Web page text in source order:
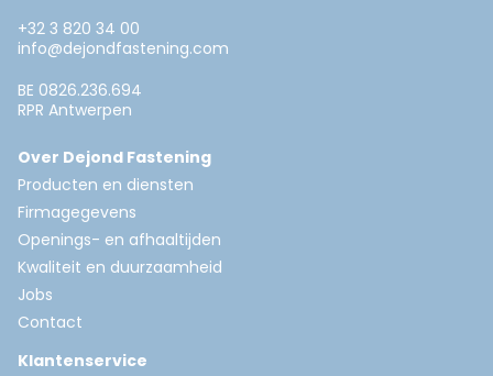
+32 3 820 34 00
info@dejondfastening.com
BE 0826.236.694
RPR Antwerpen
Over Dejond Fastening
Producten en diensten
Firmagegevens
Openings- en afhaaltijden
Kwaliteit en duurzaamheid
Jobs
Contact
Klantenservice